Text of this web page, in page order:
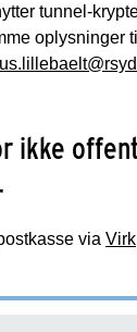
tunnel-
oplysninger
ikke
via Virk